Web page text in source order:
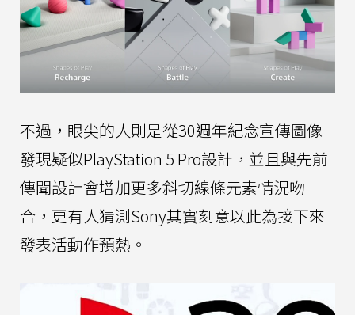
不過，眼尖的人則是從30週年紀念宣傳圖像
發現疑似PlayStation 5 Pro設計，並且與先前
傳聞設計會增加更多斜切線條元素情況吻
合，更有人猜測Sony其實刻意以此為接下來
發表活動作預熱。